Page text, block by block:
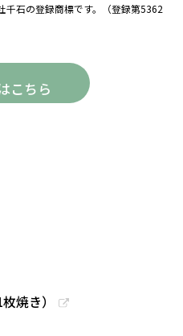
石の登録商標です。（登録第5362
こちら
焼き）